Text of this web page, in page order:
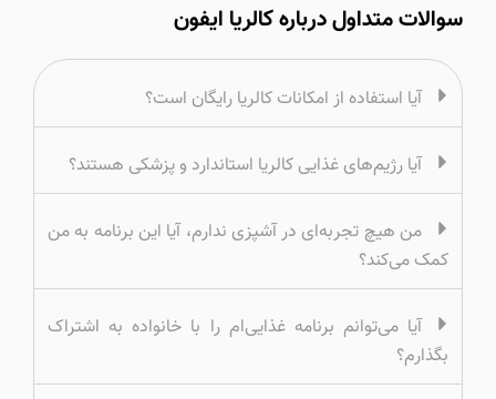
سوالات متداول درباره کالریا ایفون
آیا استفاده از امکانات کالریا رایگان است؟
آیا رژیم‌های غذایی کالریا استاندارد و پزشکی هستند؟
من هیچ تجربه‌ای در آشپزی ندارم، آیا این برنامه به من
کمک می‌کند؟
آیا می‌توانم برنامه غذایی‌ام را با خانواده به اشتراک
بگذارم؟